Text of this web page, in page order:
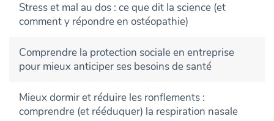
Stress et mal au dos : ce que dit la science (et
comment y répondre en ostéopathie)
Comprendre la protection sociale en entreprise
pour mieux anticiper ses besoins de santé
Mieux dormir et réduire les ronflements :
comprendre (et rééduquer) la respiration nasale